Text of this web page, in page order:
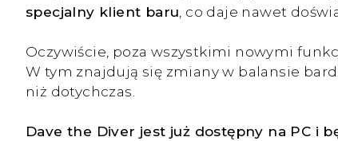
specjalny klient baru , co daje nawet
Oczywiście, poza wszystkimi nowymi
W tym znajdują się zmiany w balansie
niż dotychczas.
Dave the Diver jest już dostępny na PC i